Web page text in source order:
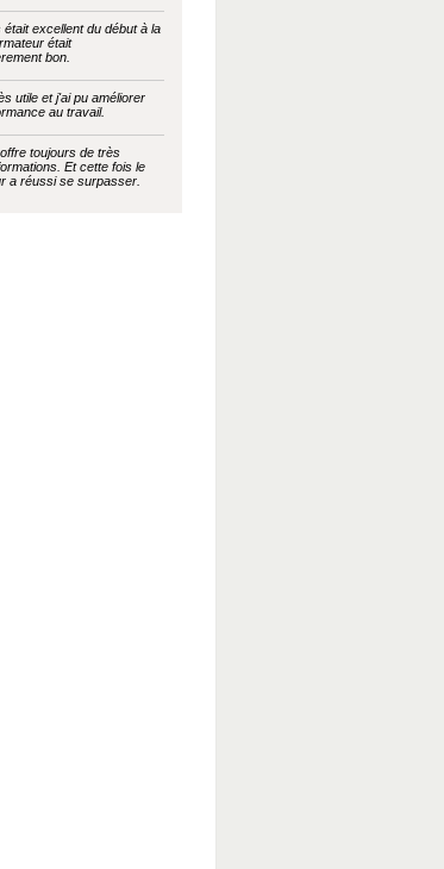
était excellent du début à la
était
bon.
utile et j'ai pu améliorer
au travail.
toujours de très
Et cette fois le
a réussi se surpasser.